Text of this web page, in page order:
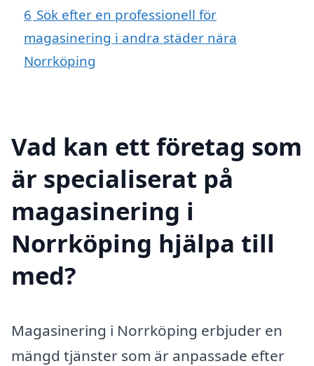
6 Sök efter en professionell för
magasinering i andra städer nära
Norrköping
Vad kan ett företag som
är specialiserat på
magasinering i
Norrköping hjälpa till
med?
Magasinering i Norrköping erbjuder en
mängd tjänster som är anpassade efter